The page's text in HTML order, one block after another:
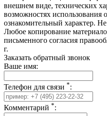
внешнем виде, технических
возможностях использования
ознакомительный характер.
Любое копирование
письменного согласия
г.
Заказать обратный звонок
Ваше имя:
Телефон для связи *:
Комментарий *: